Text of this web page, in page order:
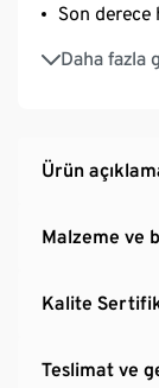
Son derece
Daha fazla
Yüksek
Ürün
Malzeme ve
Kalite
Teslimat ve